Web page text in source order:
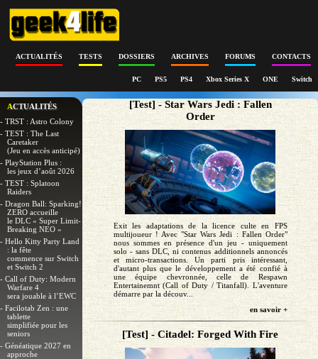
ACTUALITÉS TESTS DOSSIERS ARCHIVES FORUMS CONTACTS
PC PS5 PS4 Xbox Series X ONE Switch
ACTUALITÉS
- TRST : Astro Colony
- TEST : The Last
Caretaker
(Jeu en accès anticipé)
- PlayStation Plus :
les jeux d’août 2026
- TEST : Splatoon
Raiders
- Dragon Ball: Sparking!
ZERO accueille
le DLC « Super Limit-
Breaking NEO »
- Hello Kitty Party Land
: la fête
commence sur Switch
et Switch 2
- Call of Duty: Modern
Warfare 4
sera jouable à l’EWC
- Facilotab Zen : une
tablette
simplifiée pour les
seniors
- Généatique 2027 en
approche
[Test] - Star Wars Jedi : Fallen
Order
Exit les adaptations de la licence culte en FPS
multijoueur ! Avec "Star Wars Jedi : Fallen Order"
nous sommes en présence d'un jeu - uniquement
solo - sans DLC, ni contenus additionnels annoncés
et micro-transactions. Un parti pris intéressant,
d'autant plus que le développement a été confié à
une équipe chevronnée, celle de Respawn
Entertainemnt (Call of Duty / Titanfall). L'aventure
démarre par la découv...
en savoir +
[Test] - Citadel: Forged With Fire